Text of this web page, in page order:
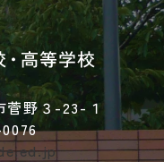
菅野３-23-１